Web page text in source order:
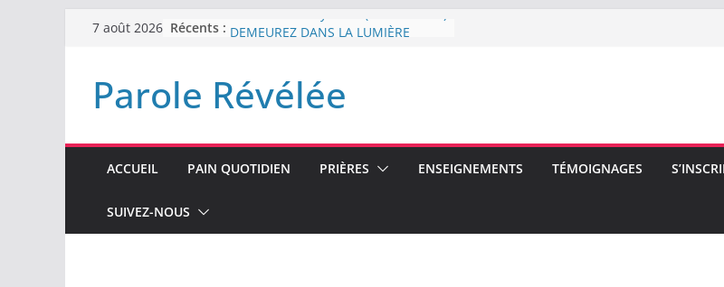
Passer7 août 2026 Récents : Le roi et son royaume (Introduction)
LA NUIT QUE DIEU A MENACE
LABAN
Parole Révélée
ACCUEIL PAIN QUOTIDIEN PRIÈRES ENSEIGNEMENTS TÉMOIGNAGES
SUIVEZ-NOUS